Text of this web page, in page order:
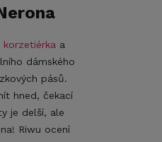
korzetiérka a
dámského
pásů.
hned, čekací
je delší, ale
Riwu ocení